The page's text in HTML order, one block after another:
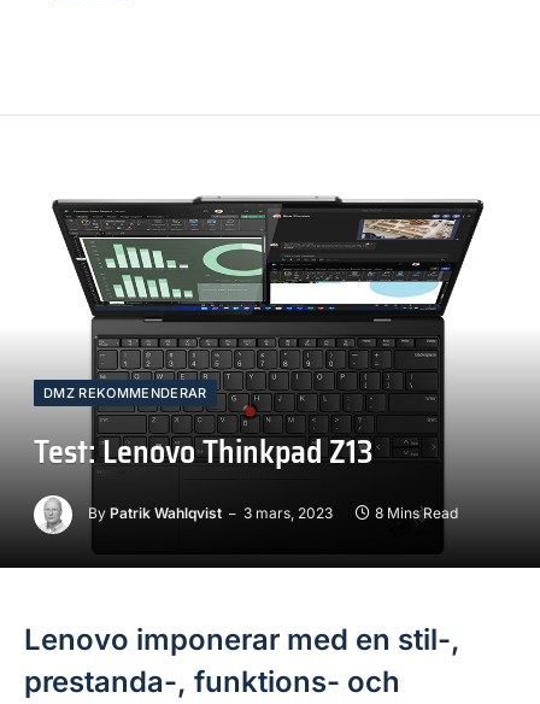
DMZ REKOMMENDERAR
Test: Lenovo Thinkpad Z13
By Patrik Wahlqvist 3 mars, 2023 8 Mins Read
Lenovo imponerar med en stil-,
prestanda-, funktions- och